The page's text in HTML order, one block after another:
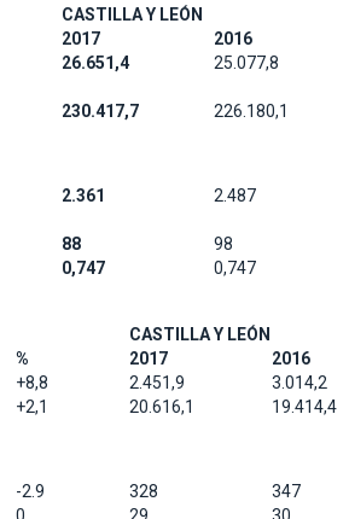
CASTILLA Y LEÓN
2017 2016
26.651,4 25.077,8
230.417,7 226.180,1
2.361 2.487
88 98
0,747 0,747
CASTILLA Y LEÓN
% 2017 2016
+8,8 2.451,9 3.014,2
+2,1 20.616,1 19.414,4
-2.9 328 347